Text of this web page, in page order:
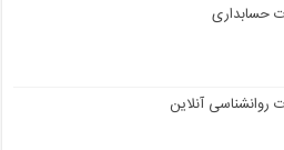
حسابداری
آنلاین